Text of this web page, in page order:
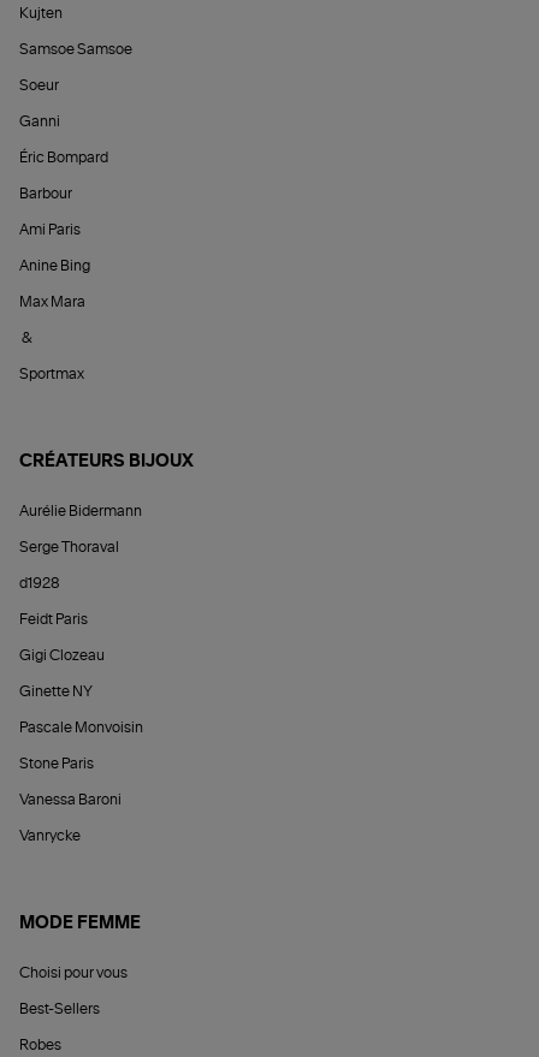
Kujten
Samsoe Samsoe
Soeur
Ganni
Éric Bompard
Barbour
Ami Paris
Anine Bing
Max Mara
&
Sportmax
CRÉATEURS BIJOUX
Aurélie Bidermann
Serge Thoraval
d1928
Feidt Paris
Gigi Clozeau
Ginette NY
Pascale Monvoisin
Stone Paris
Vanessa Baroni
Vanrycke
MODE FEMME
Choisi pour vous
Best-Sellers
Robes